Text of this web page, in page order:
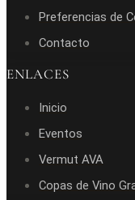
Preferencias de
Contacto
ENLACES
Inicio
Eventos
Vermut AVA
Copas de Vino